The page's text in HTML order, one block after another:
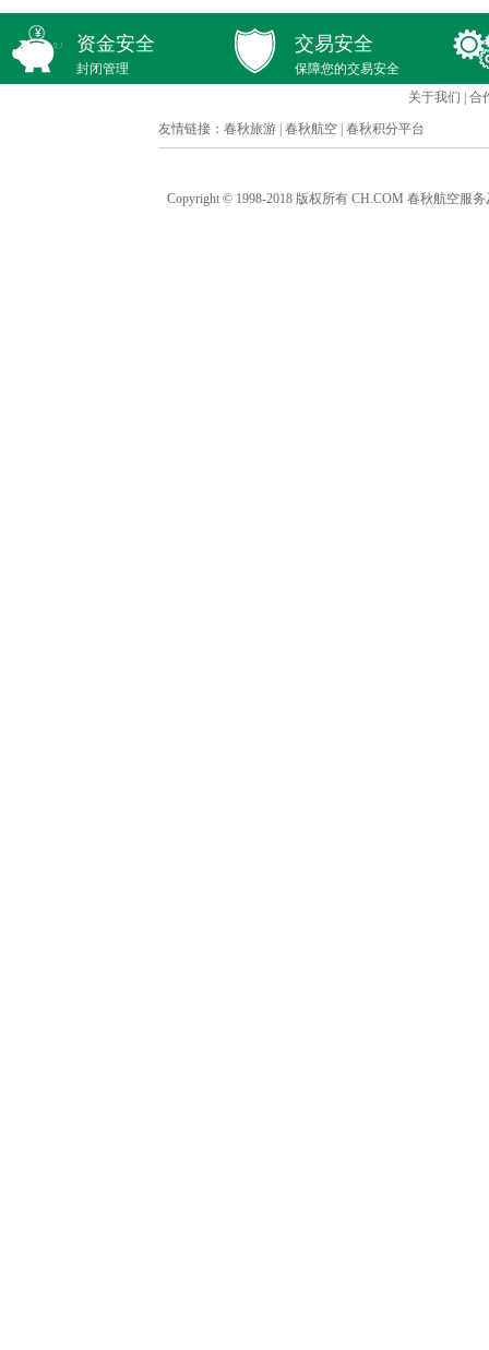
资金安全
封闭管理
交易安全
保障您的交易安全
关于我们
合
友情链接： 春秋旅游 春秋航空 春秋积分平台
Copyright © 1998-2018 版权所有 CH.COM 春秋航空服